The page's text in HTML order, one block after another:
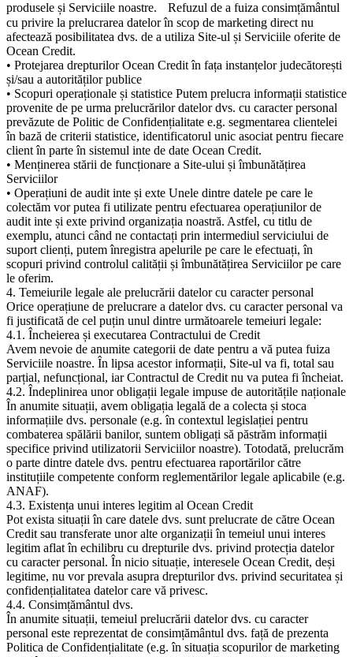
produsele și Serviciile noastre. Refuzul de a fuiza consimțământul
cu privire la prelucrarea datelor în scop de marketing direct nu
afectează posibilitatea dvs. de a utiliza Site-ul și Serviciile oferite de
Ocean Credit.
• Protejarea drepturilor Ocean Credit în fața instanțelor judecătorești
și/sau a autorităților publice
• Scopuri operaționale și statistice Putem prelucra informații statistice
provenite de pe urma prelucrărilor datelor dvs. cu caracter personal
prevăzute de Politic de Confidențialitate e.g. segmentarea clientelei
în bază de criterii statistice, identificatorul unic asociat pentru fiecare
client în parte în sistemul inte de date Ocean Credit.
• Menținerea stării de funcționare a Site-ului și îmbunătățirea
Serviciilor
• Operațiuni de audit inte și exte Unele dintre datele pe care le
colectăm vor putea fi utilizate pentru efectuarea operațiunilor de
audit inte și exte privind organizația noastră. Astfel, cu titlu de
exemplu, atunci când ne contactați prin intermediul serviciului de
suport clienți, putem înregistra apelurile pe care le efectuați, în
scopuri privind controlul calității și îmbunătățirea Serviciilor pe care
le oferim.
4. Temeiurile legale ale prelucrării datelor cu caracter personal
Orice operațiune de prelucrare a datelor dvs. cu caracter personal va
fi justificată de cel puțin unul dintre următoarele temeiuri legale:
4.1. Încheierea și executarea Contractului de Credit
Avem nevoie de anumite categorii de date pentru a vă putea fuiza
Serviciile noastre. În lipsa acestor informații, Site-ul va fi, total sau
parțial, nefuncțional, iar Contractul de Credit nu va putea fi încheiat.
4.2. Îndeplinirea unor obligații legale impuse de autoritățile naționale
În anumite situații, avem obligația legală de a colecta și stoca
informațiile dvs. personale (e.g. în contextul legislației pentru
combaterea spălării banilor, suntem obligați să păstrăm informații
specifice privind utilizatorii Serviciilor noastre). Totodată, prelucrăm
o parte dintre datele dvs. pentru efectuarea raportărilor către
instituțiile competente conform reglementărilor legale aplicabile (e.g.
ANAF).
4.3. Existența unui interes legitim al Ocean Credit
Pot exista situații în care datele dvs. sunt prelucrate de către Ocean
Credit sau transferate unor alte organizații în temeiul unui interes
legitim aflat în echilibru cu drepturile dvs. privind protecția datelor
cu caracter personal. În nicio situație, interesele Ocean Credit, deși
legitime, nu vor prevala asupra drepturilor dvs. privind securitatea și
confidențialitatea datelor care vă privesc.
4.4. Consimțământul dvs.
În anumite situații, temeiul prelucrării datelor dvs. cu caracter
personal este reprezentat de consimțământul dvs. față de prezenta
Politica de Confidențialitate (e.g. în situația scopurilor de marketing